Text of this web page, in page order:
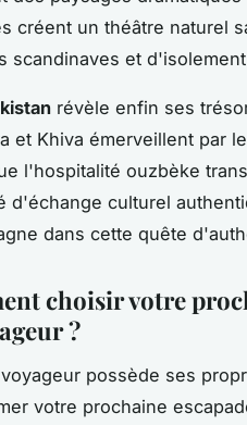
créent un théâtre naturel
scandinaves et
révèle enfin ses
et Khiva émerveillent par
l'hospitalité ouzbèke
d'échange culturel
dans cette quête
choisir votre
?
possède ses
votre prochaine